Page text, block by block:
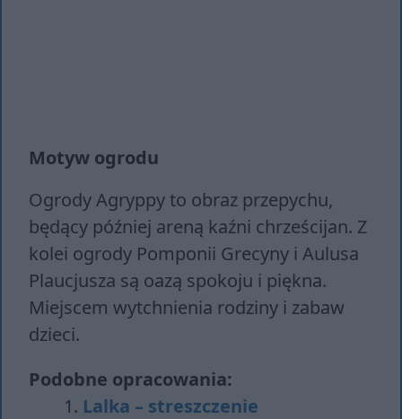
Motyw ogrodu
Ogrody Agryppy to obraz przepychu,
będący później areną kaźni chrześcijan. Z
kolei ogrody Pomponii Grecyny i Aulusa
Plaucjusza są oazą spokoju i piękna.
Miejscem wytchnienia rodziny i zabaw
dzieci.
Podobne opracowania:
Lalka – streszczenie